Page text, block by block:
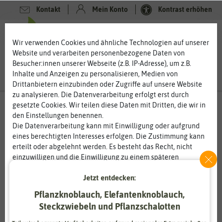
Kontakt Mein Konto Kontrast erhöhen
Wir verwenden Cookies und ähnliche Technologien auf unserer
Website und verarbeiten personenbezogene Daten von
Besucher:innen unserer Webseite (z.B. IP-Adresse), um z.B.
Inhalte und Anzeigen zu personalisieren, Medien von
Drittanbietern einzubinden oder Zugriffe auf unsere Website
zu analysieren. Die Datenverarbeitung erfolgt erst durch
gesetzte Cookies. Wir teilen diese Daten mit Dritten, die wir in
den Einstellungen benennen.
Die Datenverarbeitung kann mit Einwilligung oder aufgrund
eines berechtigten Interesses erfolgen. Die Zustimmung kann
erteilt oder abgelehnt werden. Es besteht das Recht, nicht
einzuwilligen und die Einwilligung zu einem späteren
Informationen zur Verwendung personenbezogener Daten und
Jetzt entdecken:
Pflanzknoblauch, Elefantenknoblauch,
Steckzwiebeln und Pflanzschalotten